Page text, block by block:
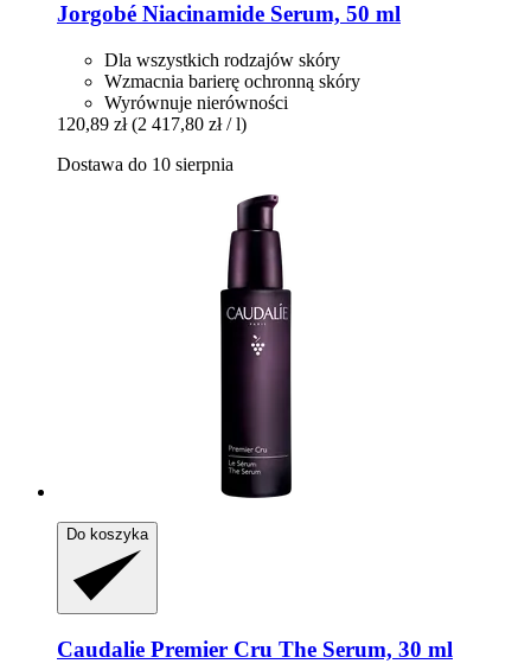
Jorgobé Niacinamide Serum, 50 ml
Dla wszystkich rodzajów skóry
Wzmacnia barierę ochronną skóry
Wyrównuje nierówności
120,89 zł (2 417,80 zł / l)
Dostawa do 10 sierpnia
Do koszyka
Caudalie Premier Cru The Serum, 30 ml